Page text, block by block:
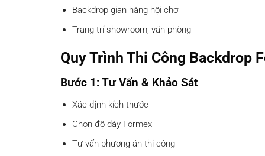
Backdrop gian hàng hội chợ
Trang trí showroom, văn phòng
Quy Trình Thi Công Backdrop
Bước 1: Tư Vấn & Khảo Sát
Xác định kích thước
Chọn độ dày Formex
Tư vấn phương án thi công